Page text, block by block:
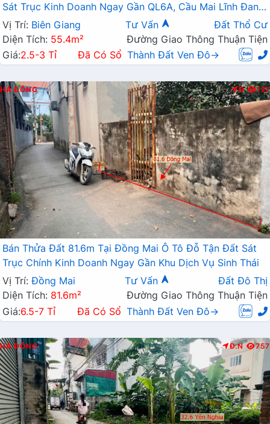
Sát Trục Kinh Doanh Ngay Gần QL6A, Cầu Mai Lĩnh Đang
Mở Rộng
Vị Trí: Biên Giang Tư Vấn
Đất Thổ Cư
Diện Tích: 55.4m²
Đường Giao Thông Thuận Tiện
Giá:2.5-3 Tỉ Đã Có Sổ Thành Đất Ven Đô→
HÀ ĐÔNG Đ 127
Bán Thửa Đất 81.6m Tại Đồng Mai Ô Tô Đỗ Tận Đất Sát
Trục Chính Kinh Doanh Ngay Gần Khu Dịch Vụ Sinh Thái
Vị Trí: Đồng Mai Tư Vấn
Đất Đô Thị
Diện Tích: 81.6m²
Đường Giao Thông Thuận Tiện
Giá:6.5-7 Tỉ Đã Có Sổ Thành Đất Ven Đô→
HÀ ĐÔNG Đ.N 757